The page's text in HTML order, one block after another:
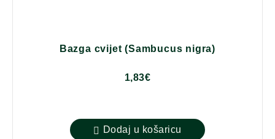
Bazga cvijet (Sambucus nigra)
1,83€
Dodaj u košaricu